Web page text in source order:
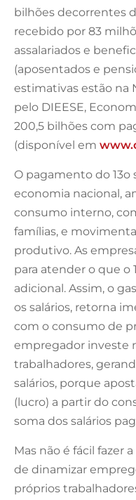
bilhões decorrentes
recebido por 83
assalariados e
(aposentados e
estimativas estão na
pelo DIEESE,
200,5 bilhões com
(disponível em
O pagamento do 13o
economia nacional,
consumo interno,
famílias, e
produtivo. As
para atender o que o
adicional. Assim, o
os salários, retorna
com o consumo de
empregador investe
trabalhadores,
salários, porque
(lucro) a partir do
soma dos salários
Mas não é fácil fazer
de dinamizar
próprios